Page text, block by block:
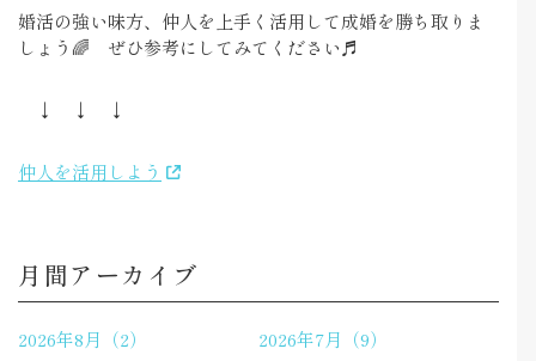
婚活の強い味方、仲人を上手く活用して成婚を勝ち取りま
しょう🌈 ぜひ参考にしてみてください♬
↓ ↓ ↓
仲人を活用しよう
月間アーカイブ
2026年8月（2）
2026年7月（9）